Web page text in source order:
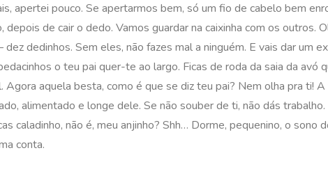
apertei pouco. Se apertarmos bem, só um fio de cabelo bem
depois de cair o dedo. Vamos guardar na caixinha com os outros.
dedinhos. Sem eles, não fazes mal a ninguém. E vais dar um
o teu pai quer-te ao largo. Ficas de roda da saia da avó
Agora aquela besta, como é que se diz teu pai? Nem olha pra ti!
alimentado e longe dele. Se não souber de ti, não dás
caladinho, não é, meu anjinho? Shh… Dorme, pequenino, o sono
conta.